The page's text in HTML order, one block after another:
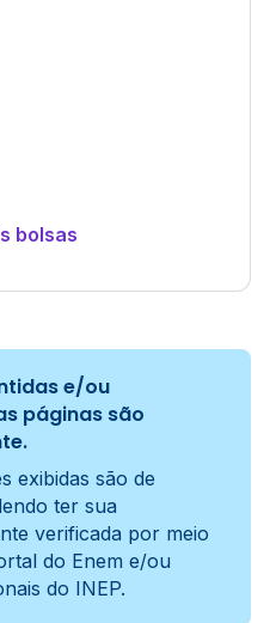
bolsas
e/ou
páginas são
exibidas são de
ter sua
verificada por meio
do Enem e/ou
do INEP.